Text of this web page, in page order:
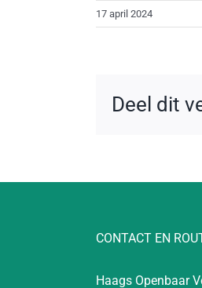
17 april 2024
Deel dit
CONTACT EN
Haags Openbaar